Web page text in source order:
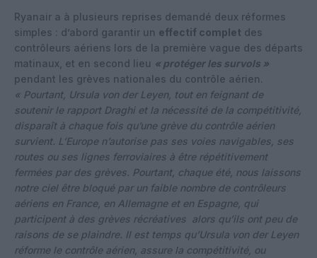
Ryanair a à plusieurs reprises demandé deux réformes
simples : d’abord garantir un effectif complet des
contrôleurs aériens lors de la première vague des départs
matinaux, et en second lieu « protéger les survols »
pendant les grèves nationales du contrôle aérien.
« Pourtant, Ursula von der Leyen, tout en feignant de
soutenir le rapport Draghi et la nécessité de la compétitivité,
disparaît à chaque fois qu’une grève du contrôle aérien
survient. L’Europe n’autorise pas ses voies navigables, ses
routes ou ses lignes ferroviaires à être répétitivement
fermées par des grèves. Pourtant, chaque été, nous laissons
notre ciel être bloqué par un faible nombre de contrôleurs
aériens en France, en Allemagne et en Espagne, qui
participent à des grèves récréatives alors qu’ils ont peu de
raisons de se plaindre. Il est temps qu’Ursula von der Leyen
réforme le contrôle aérien, assure la compétitivité, ou